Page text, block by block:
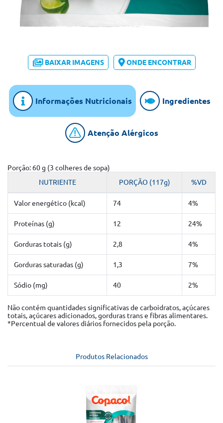
BAIXAR IMAGENS ONDE ENCONTRAR
Informações Nutricionais Ingredientes
Atenção Alérgicos
Porção: 60 g (3 colheres de sopa)
NUTRIENTE
PORÇÃO (117g) %VD
Valor energético (kcal) 74 4%
Proteínas (g) 12 24%
Gorduras totais (g) 2,8 4%
Gorduras saturadas (g) 1,3 7%
Sódio (mg) 40 2%
Não contém quantidades significativas de carboidratos, açúcares
totais, açúcares adicionados, gorduras trans e fibras alimentares.
*Percentual de valores diários fornecidos pela porção.
Produtos Relacionados